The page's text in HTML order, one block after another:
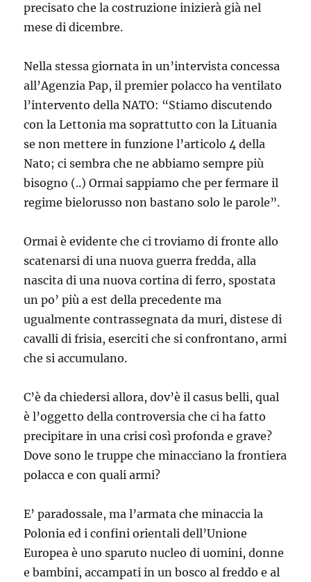
precisato che la costruzione inizierà già nel
mese di dicembre.
Nella stessa giornata in un’intervista concessa
all’Agenzia Pap, il premier polacco ha ventilato
l’intervento della NATO: “Stiamo discutendo
con la Lettonia ma soprattutto con la Lituania
se non mettere in funzione l’articolo 4 della
Nato; ci sembra che ne abbiamo sempre più
bisogno (..) Ormai sappiamo che per fermare il
regime bielorusso non bastano solo le parole”.
Ormai è evidente che ci troviamo di fronte allo
scatenarsi di una nuova guerra fredda, alla
nascita di una nuova cortina di ferro, spostata
un po’ più a est della precedente ma
ugualmente contrassegnata da muri, distese di
cavalli di frisia, eserciti che si confrontano, armi
che si accumulano.
C’è da chiedersi allora, dov’è il casus belli, qual
è l’oggetto della controversia che ci ha fatto
precipitare in una crisi così profonda e grave?
Dove sono le truppe che minacciano la frontiera
polacca e con quali armi?
E’ paradossale, ma l’armata che minaccia la
Polonia ed i confini orientali dell’Unione
Europea è uno sparuto nucleo di uomini, donne
e bambini, accampati in un bosco al freddo e al